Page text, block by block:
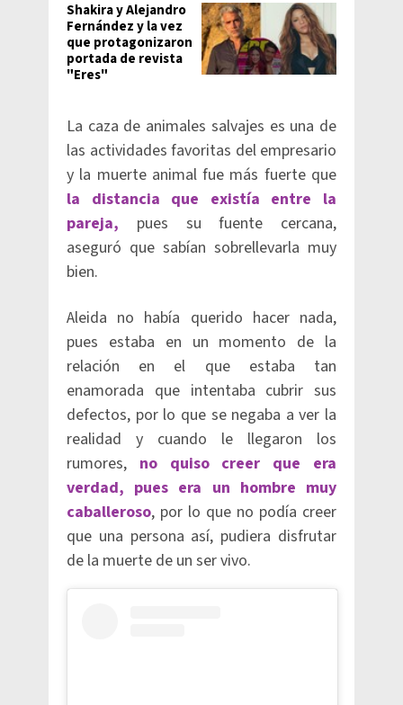
Shakira y Alejandro
Fernández y la vez
que protagonizaron
portada de revista
"Eres"
La caza de animales salvajes es una de
las actividades favoritas del empresario
y la muerte animal fue más fuerte que
la distancia que existía entre la
pareja, pues su fuente cercana,
aseguró que sabían sobrellevarla muy
bien.
Aleida no había querido hacer nada,
pues estaba en un momento de la
relación en el que estaba tan
enamorada que intentaba cubrir sus
defectos, por lo que se negaba a ver la
realidad y cuando le llegaron los
rumores, no quiso creer que era
verdad, pues era un hombre muy
caballeroso, por lo que no podía creer
que una persona así, pudiera disfrutar
de la muerte de un ser vivo.